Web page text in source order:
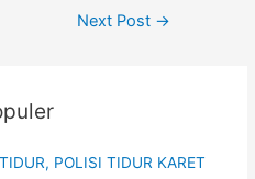
Next Post →
POLISI TIDUR KARET